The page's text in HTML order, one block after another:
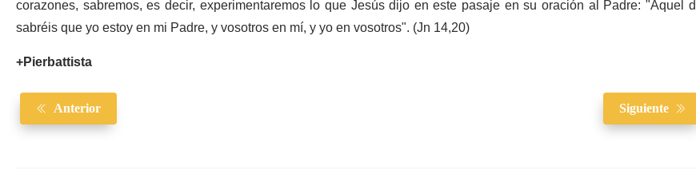
corazones, sabremos, es decir, experimentaremos lo que Jesús dijo en este pasaje en su oración al Padre: "Aquel
sabréis que yo estoy en mi Padre, y vosotros en mí, y yo en vosotros". (Jn 14,20)
+Pierbattista
Anterior Siguiente